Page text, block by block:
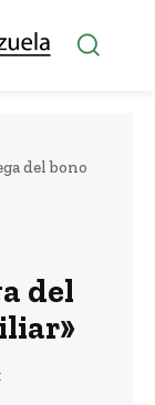
del bono
del